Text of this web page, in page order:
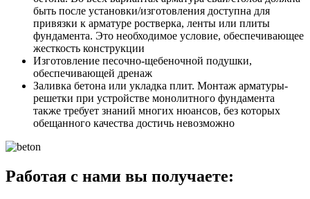
быть после установки/изготовления доступна для
привязки к арматуре ростверка, ленты или плиты
фундамента. Это необходимое условие, обеспечивающее
жесткость конструкции
Изготовление песочно-щебеночной подушки,
обеспечивающей дренаж
Заливка бетона или укладка плит. Монтаж арматуры-
решетки при устройстве монолитного фундамента
также требует знаний многих нюансов, без которых
обещанного качества достичь невозможно
Работая с нами вы получаете: